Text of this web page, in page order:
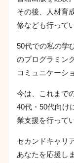
その後、人材育
修なども行って
50代での私の学
のプログラミン
コミュニケーシ
今は、これまで
40代・50代向け
業支援を行って
セカンドキャリ
あなたを応援し